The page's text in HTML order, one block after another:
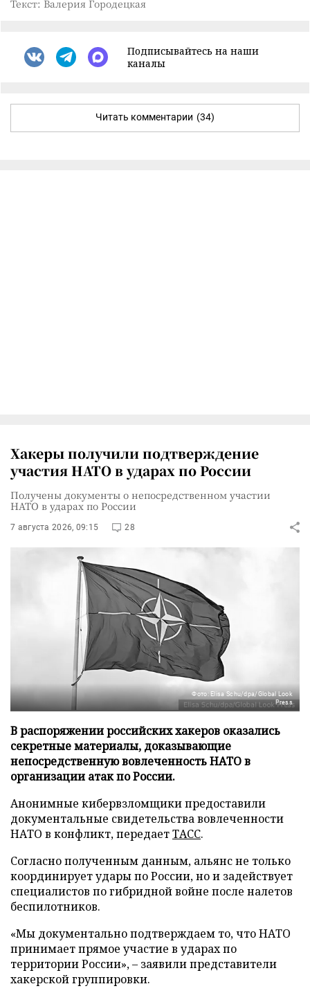
Текст: Валерия Городецкая
Подписывайтесь на наши
каналы
Читать комментарии (34)
Хакеры получили подтверждение
участия НАТО в ударах по России
Получены документы о непосредственном участии
НАТО в ударах по России
7 августа 2026, 09:15 28
Фото: Elisa Schu/dpa/Global Look
Press
В распоряжении российских хакеров оказались
секретные материалы, доказывающие
непосредственную вовлеченность НАТО в
организации атак по России.
Анонимные кибервзломщики предоставили
документальные свидетельства вовлеченности
НАТО в конфликт, передаетТАСС.
Согласно полученным данным, альянс не только
координирует удары по России, но и задействует
специалистов по гибридной войне после налетов
беспилотников.
«Мы документально подтверждаем то, что НАТО
принимает прямое участие в ударах по
территории России», – заявили представители
хакерской группировки.